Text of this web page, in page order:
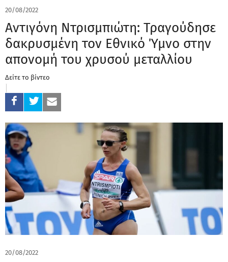
20/08/2022
Αντιγόνη Ντρισμπιώτη: Τραγούδησε
δακρυσμένη τον Εθνικό Ύμνο στην
απονομή του χρυσού μεταλλίου
Δείτε το βίντεο
20/08/2022